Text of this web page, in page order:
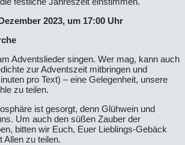
2023, um 17:00 Uhr
Adventslieder singen. Wer mag, kann auch
zur Adventszeit mitbringen und
pro Text) – eine Gelegenheit, unsere
zu teilen.
ist gesorgt, denn Glühwein und
Um auch den süßen Zauber der
bitten wir Euch, Euer Lieblings-Gebäck
Allen zu teilen.